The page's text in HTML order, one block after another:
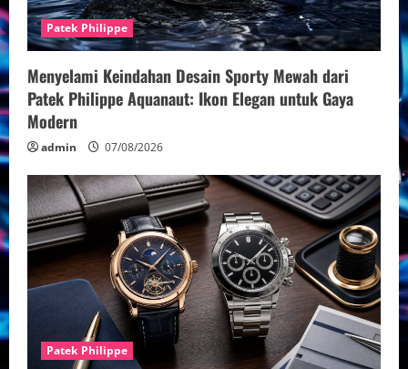
Patek Philippe
Menyelami Keindahan Desain Sporty Mewah dari
Patek Philippe Aquanaut: Ikon Elegan untuk Gaya
Modern
admin 07/08/2026
Patek Philippe